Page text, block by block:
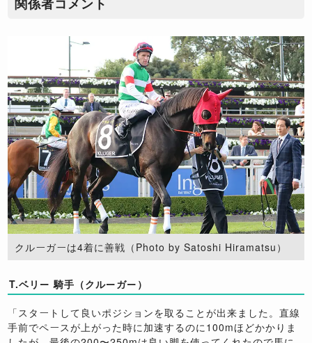
クルーガーは4着に善戦（Photo by Satoshi Hiramatsu）
T.ベリー 騎手（クルーガー）
「スタートして良いポジションを取ることが出来ました。直線
手前でペースが上がった時に加速するのに100mほどかかりま